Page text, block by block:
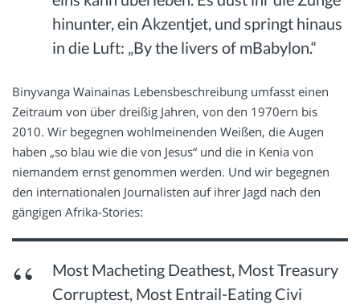
hinunter, ein Akzentjet, und springt hinaus
in die Luft: „By the livers of mBabylon.“
Binyvanga Wainainas Lebensbeschreibung umfasst einen
Zeitraum von über dreißig Jahren, von den 1970ern bis
2010. Wir begegnen wohlmeinenden Weißen, die Augen
haben „so blau wie die von Jesus“ und die in Kenia von
niemandem ernst genommen werden. Und wir begegnen
den internationalen Journalisten auf ihrer Jagd nach den
gängigen Afrika-Stories:
Most Macheting Deathest, Most Treasury
Corruptest, Most Entrail-Eating Civi